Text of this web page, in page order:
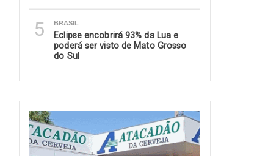
5 BRASIL
Eclipse encobrirá 93% da Lua e
poderá ser visto de Mato Grosso
do Sul